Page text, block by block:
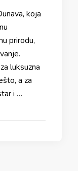
koja
prirodu,
luksuzna
a za
i …